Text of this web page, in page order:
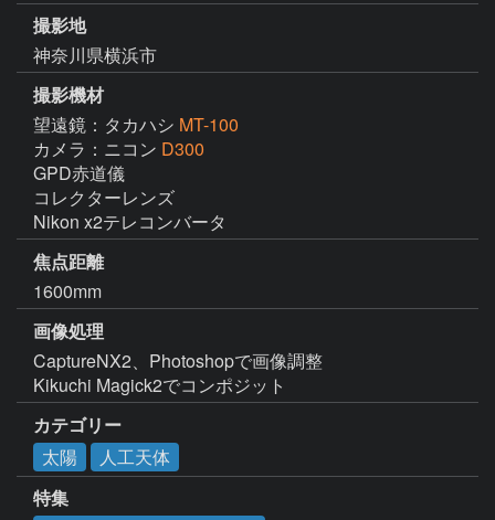
撮影地
神奈川県横浜市
撮影機材
望遠鏡：タカハシ MT-100
カメラ：ニコン D300
GPD赤道儀
コレクターレンズ
Nikon x2テレコンバータ
焦点距離
1600mm
画像処理
CaptureNX2、Photoshopで画像調整
Kikuchi Magick2でコンポジット
カテゴリー
太陽
人工天体
特集